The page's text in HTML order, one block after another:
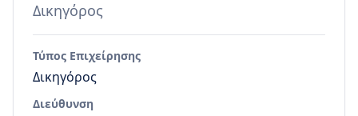
Δικηγόρος
Τύπος Επιχείρησης
Δικηγόρος
Διεύθυνση